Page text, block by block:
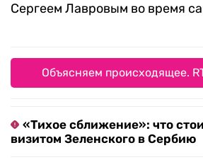
Сергеем Лавровым во время
Объясняем происходящее.
«Тихое сближение»: что
визитом Зеленского в Сербию